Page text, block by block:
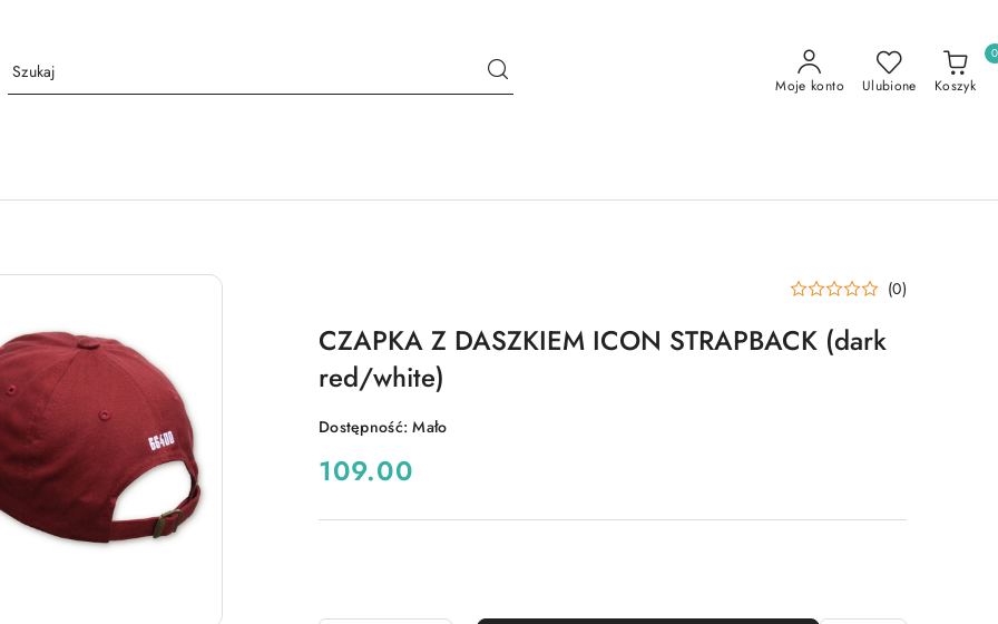
Moje konto Ulubione Koszyk
0
(0)
CZAPKA Z DASZKIEM ICON STRAPBACK (dark
red/white)
Dostępność:Mało
cena:
109.00